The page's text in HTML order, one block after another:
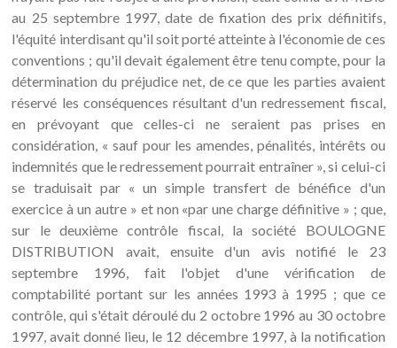
au 25 septembre 1997, date de fixation des prix définitifs,
l'équité interdisant qu'il soit porté atteinte à l'économie de ces
conventions ; qu'il devait également être tenu compte, pour la
détermination du préjudice net, de ce que les parties avaient
réservé les conséquences résultant d'un redressement fiscal,
en prévoyant que celles-ci ne seraient pas prises en
considération, « sauf pour les amendes, pénalités, intérêts ou
indemnités que le redressement pourrait entraîner », si celui-ci
se traduisait par « un simple transfert de bénéfice d'un
exercice à un autre » et non «par une charge définitive » ; que,
sur le deuxième contrôle fiscal, la société BOULOGNE
DISTRIBUTION avait, ensuite d'un avis notifié le 23
septembre 1996, fait l'objet d'une vérification de
comptabilité portant sur les années 1993 à 1995 ; que ce
contrôle, qui s'était déroulé du 2 octobre 1996 au 30 octobre
1997, avait donné lieu, le 12 décembre 1997, à la notification